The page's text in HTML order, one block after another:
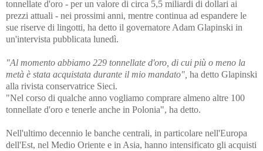
tonnellate d'oro - per un valore di circa 5,5 miliardi di dollari ai
prezzi attuali - nei prossimi anni, mentre continua ad espandere le
sue riserve di lingotti, ha detto il governatore Adam Glapinski in
un'intervista pubblicata lunedì.
"Al momento abbiamo 229 tonnellate d'oro, di cui più o meno la
metà è stata acquistata durante il mio mandato", ha detto Glapinski
alla rivista conservatrice Sieci.
"Nel corso di qualche anno vogliamo comprare almeno altre 100
tonnellate d'oro e tenerle anche in Polonia", ha detto.
Nell'ultimo decennio le banche centrali, in particolare nell'Europa
dell'Est, nel Medio Oriente e in Asia, hanno intensificato gli acquisti